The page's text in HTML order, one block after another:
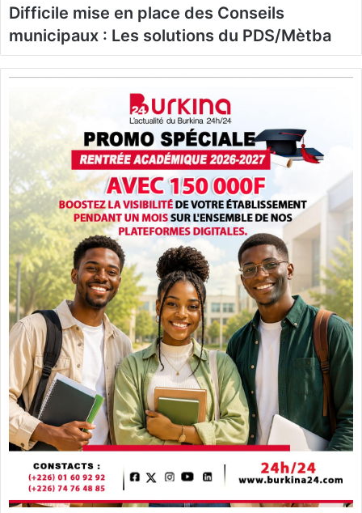
Difficile mise en place des Conseils
municipaux : Les solutions du PDS/Mètba